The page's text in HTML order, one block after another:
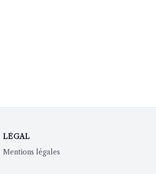
LÉGAL
Mentions légales